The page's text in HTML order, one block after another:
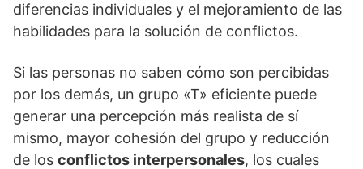
diferencias individuales y el mejoramiento de las
habilidades para la solución de conflictos.
Si las personas no saben cómo son percibidas
por los demás, un grupo «T» eficiente puede
generar una percepción más realista de sí
mismo, mayor cohesión del grupo y reducción
de los conflictos interpersonales, los cuales